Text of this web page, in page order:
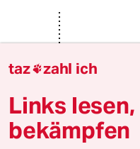
27.10.2016
Das mit
durch
schon
taz zahl ich
Links
bekämpfen